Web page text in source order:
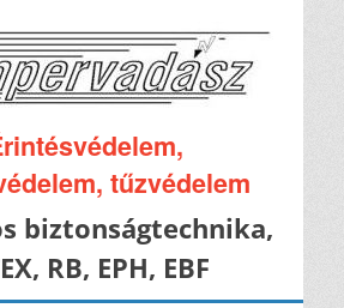
tűzvédelem
biztonságtechnika,
RB, EPH, EBF